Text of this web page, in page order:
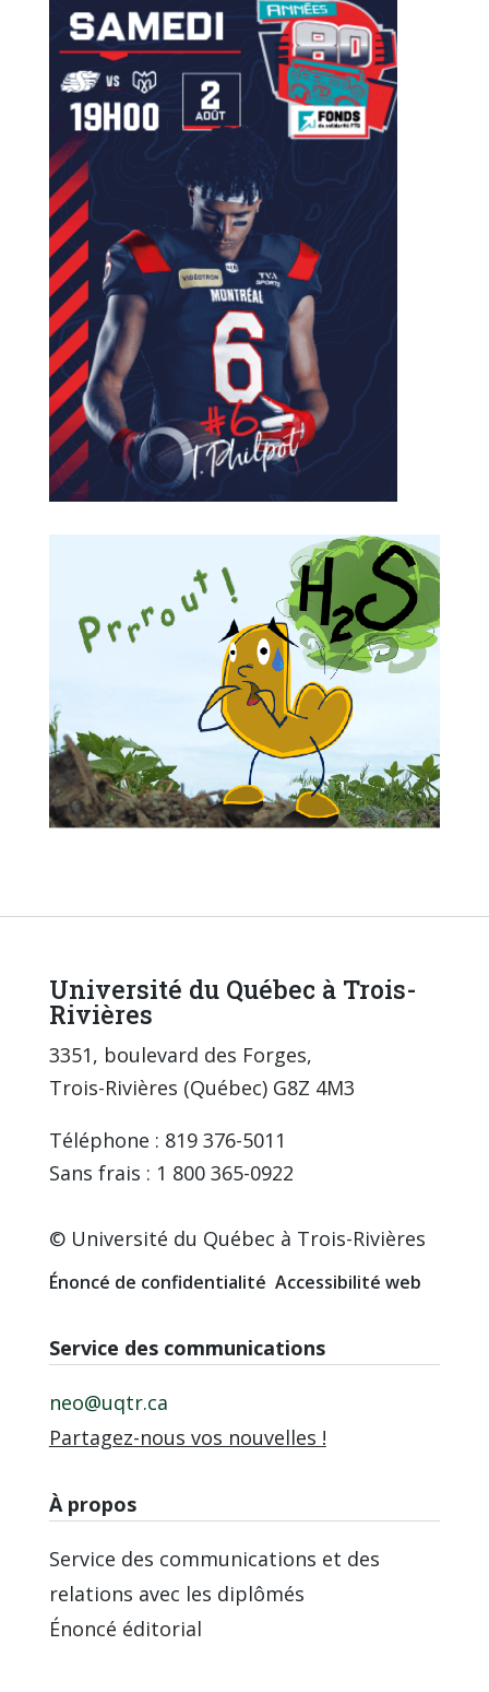
Université du Québec à Trois-
Rivières
3351, boulevard des Forges,
Trois-Rivières (Québec) G8Z 4M3
Téléphone : 819 376-5011
Sans frais : 1 800 365-0922
© Université du Québec à Trois-Rivières
Énoncé de confidentialité Accessibilité web
Service des communications
neo@uqtr.ca
Partagez-nous vos nouvelles !
À propos
Service des communications et des
relations avec les diplômés
Énoncé éditorial